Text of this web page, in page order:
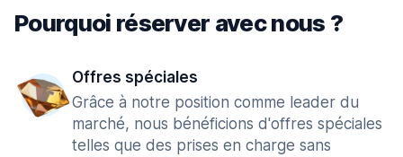
Pourquoi réserver avec nous ?
Offres spéciales
Grâce à notre position comme leader du
marché, nous bénéficions d'offres spéciales
telles que des prises en charge sans